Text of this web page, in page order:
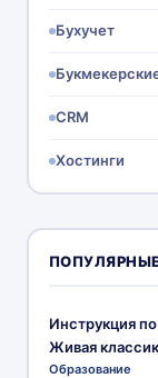
Бухучет
CRM
Хостинги
Инструкция
Живая
Образование